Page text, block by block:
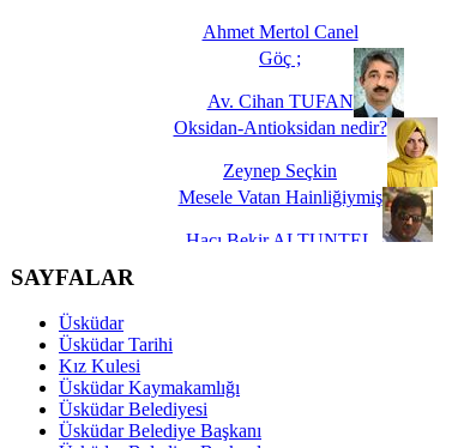
Ahmet Mertol Canel
Göç ;
Av. Cihan TUFAN
Oksidan-Antioksidan nedir?
Zeynep Seçkin
Mesele Vatan Hainliğiymiş
Hacı Bekir ALTUNTEL
Dünya Fani, Ama Kısa Bir Süre De Olsa Burdayız
Savaş ŞENEL
Hukukun Adaleti Kalmadı Üstadım!
SAYFALAR
Üsküdar
Üsküdar Tarihi
Kız Kulesi
Üsküdar Kaymakamlığı
Üsküdar Belediyesi
Üsküdar Belediye Başkanı